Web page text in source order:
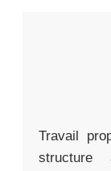
Travail
structure